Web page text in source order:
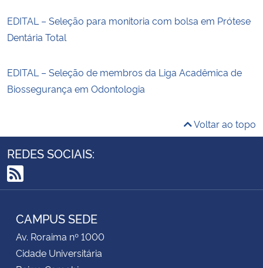
EDITAL – Seleção para monitoria com bolsa em Prótese
Dentária Total
EDITAL – Seleção de membros da Liga Acadêmica de
Biossegurança em Odontologia
Voltar ao topo
REDES SOCIAIS:
RSS
CAMPUS SEDE
Av. Roraima nº 1000
Cidade Universitária